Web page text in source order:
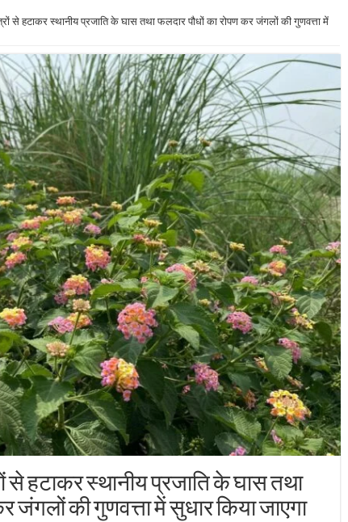
से हटाकर स्थानीय प्रजाति के घास तथा फलदार पौधों का रोपण कर जंगलों की गुणवत्ता में
से हटाकर स्थानीय प्रजाति के घास तथा
जंगलों की गुणवत्ता में सुधार किया जाएगा